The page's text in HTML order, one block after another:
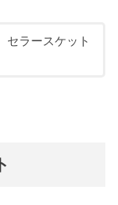
セラースケット